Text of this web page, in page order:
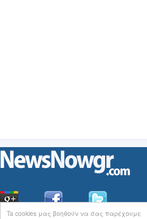
Ta cookies μας βοηθούν να σας παρέχουμε